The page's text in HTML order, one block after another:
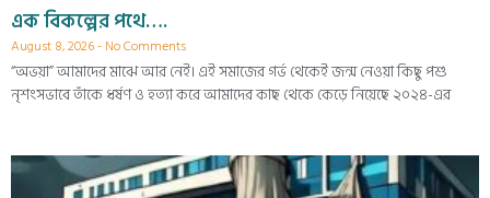
এক বিকল্পের পথে….
August 8, 2026 No Comments
“অভয়া” আমাদের মাঝে আর নেই। এই সমাজের গর্ভ থেকেই জন্ম নেওয়া কিছু পশু
নৃশংসভাবে তাঁকে ধর্ষণ ও হত্যা করে আমাদের কাছ থেকে কেড়ে নিয়েছে ২০২৪-এর